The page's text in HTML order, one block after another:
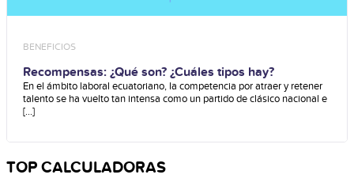
BENEFICIOS
Recompensas: ¿Qué son? ¿Cuáles tipos hay?
En el ámbito laboral ecuatoriano, la competencia por atraer y retener
talento se ha vuelto tan intensa como un partido de clásico nacional e
[...]
TOP CALCULADORAS